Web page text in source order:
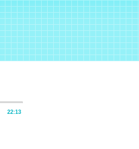
22:13